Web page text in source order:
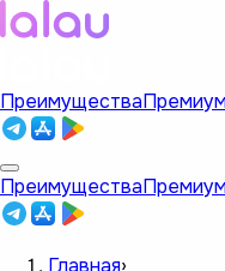
ПреимуществаПремиум
ПреимуществаПремиум
Главная›